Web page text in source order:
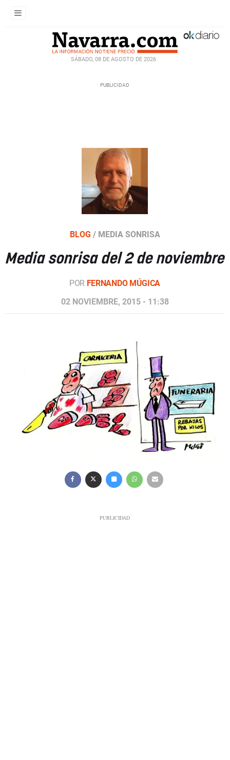
SÁBADO, 08 DE AGOSTO DE 2026
BLOG / MEDIA SONRISA
Media sonrisa del 2 de noviembre
POR FERNANDO MÚGICA
02 NOVIEMBRE, 2015 - 11:38